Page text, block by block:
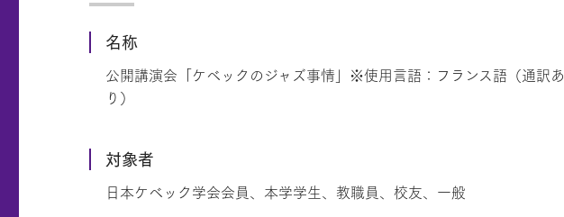
名称
公開講演会「ケベックのジャズ事情」※使用言語：フランス語（通訳あ
り）
対象者
日本ケベック学会会員、本学学生、教職員、校友、一般